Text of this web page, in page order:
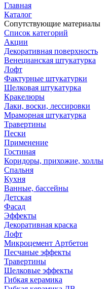
Главная
Каталог
Сопутствующие материалы
Список категорий
Акции
Декоративная поверхность
Венецианская штукатурка
Лофт
Фактурные штукатурки
Шелковая штукатурка
Кракелюры
Лаки, воски, лессировки
Мраморная штукатурка
Травертины
Пески
Применение
Гостиная
Коридоры, прихожие, холлы
Спальня
Кухня
Ванные, бассейны
Детская
Фасад
Эффекты
Декоративная краска
Лофт
Микроцемент Артбетон
Песчаные эффекты
Травертины
Шелковые эффекты
Гибкая керамика